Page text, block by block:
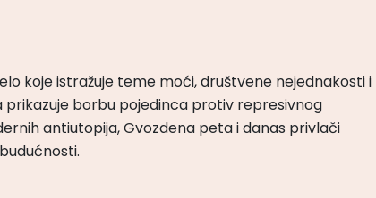
koje istražuje teme moći, društvene nejednakosti i
prikazuje borbu pojedinca protiv represivnog
antiutopija, Gvozdena peta i danas privlači